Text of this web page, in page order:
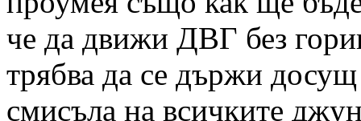
че да движи ДВГ без
трябва да се държи досущ
смисъла на всичките